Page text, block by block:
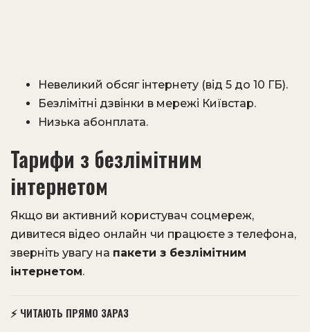
Невеликий обсяг інтернету (від 5 до 10 ГБ).
Безлімітні дзвінки в мережі Київстар.
Низька абонплата.
Тарифи з безлімітним
інтернетом
Якщо ви активний користувач соцмереж,
дивитеся відео онлайн чи працюєте з телефона,
зверніть увагу на пакети з безлімітним
інтернетом.
⚡ ЧИТАЮТЬ ПРЯМО ЗАРАЗ